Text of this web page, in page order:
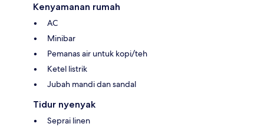
Kenyamanan rumah
AC
Minibar
Pemanas air untuk kopi/teh
Ketel listrik
Jubah mandi dan sandal
Tidur nyenyak
Seprai linen